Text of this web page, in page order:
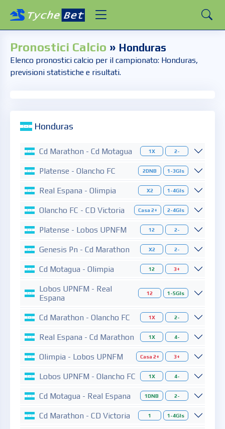
Pronostici Calcio » Honduras
Elenco pronostici calcio per il campionato: Honduras,
previsioni statistiche e risultati.
Honduras
Cd Marathon - Cd Motagua 1X 2-
Platense - Olancho FC 2DNB 1-3Gls
Real Espana - Olimpia X2 1-4Gls
Olancho FC - CD Victoria Casa 2+ 2-4Gls
Platense - Lobos UPNFM 12 2-
Genesis Pn - Cd Marathon X2 2-
Cd Motagua - Olimpia 12 3+
Lobos UPNFM - Real
Espana
12 1-5Gls
Cd Marathon - Olancho FC 1X 2-
Real Espana - Cd Marathon 1X 4-
Olimpia - Lobos UPNFM Casa 2+ 3+
Lobos UPNFM - Olancho FC 1X 4-
Cd Motagua - Real Espana 1DNB 2-
Cd Marathon - CD Victoria 1 1-4Gls